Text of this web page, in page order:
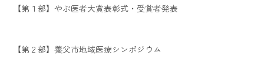
【第１部】やぶ医者大賞表彰式・受賞者発表
【第２部】養父市地域医療シンポジウム